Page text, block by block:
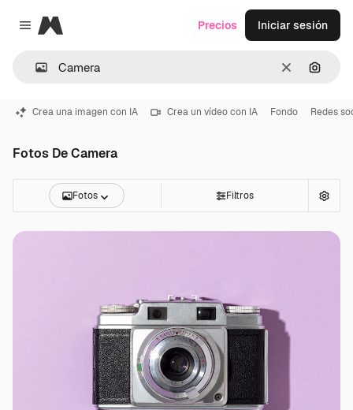
Close menu
Magnific
Borrar
Precios Iniciar sesión
Crea una imagen con IA Crea un vídeo con IA Fondo Redes
Fotos De Camera
Fotos Filtros